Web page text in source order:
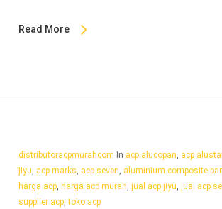
Read More
distributoracpmurahcom In acp alucopan acp
jiyu acp marks acp seven aluminium composite
harga acp, harga acp murah jual acp jiyu jual acp
supplier acp,toko acp